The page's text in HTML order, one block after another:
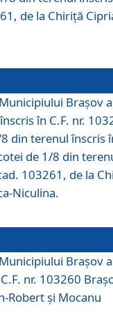
de la Chiriță
Braşov a
în C.F. nr.
din terenul înscris
de 1/8 din
103261, de la
Niculina.
Braşov a
nr. 103260
Robert și Mocanu